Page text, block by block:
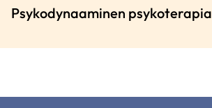
Psykodynaaminen psykoterapia